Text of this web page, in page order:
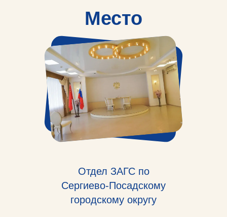
Место
проведения
Отдел ЗАГС по
Сергиево-Посадскому
городскому округу